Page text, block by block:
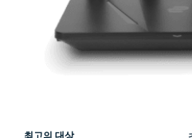
최고의 대상